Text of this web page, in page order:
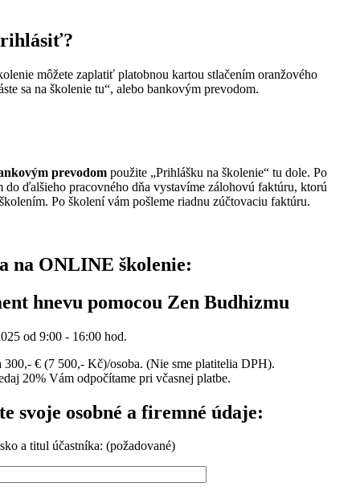
môžete zaplatiť platobnou kartou stlačením oranžového
sa na školenie tu“, alebo bankovým prevodom.
prevodom použite „Prihlášku na školenie“ tu dole. Po
do ďalšieho pracovného dňa vystavíme zálohovú faktúru, ktorú
Po školení vám pošleme riadnu zúčtovaciu faktúru.
na ONLINE školenie:
hnevu pomocou Zen Budhizmu
od 9:00 - 16:00 hod.
300,- € (7 500,- Kč)/osoba. (Nie sme platitelia DPH).
20% Vám odpočítame pri včasnej platbe.
svoje osobné a firemné údaje:
a titul účastníka: (požadované)